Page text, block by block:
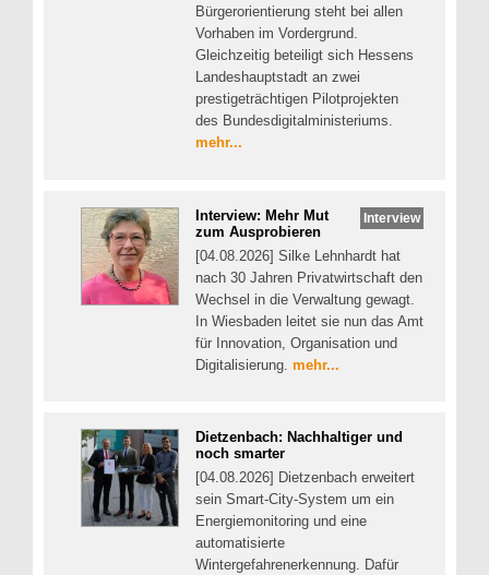
Bürgerorientierung steht bei allen
Vorhaben im Vordergrund.
Gleichzeitig beteiligt sich Hessens
Landeshauptstadt an zwei
prestigeträchtigen Pilotprojekten
des Bundesdigitalministeriums.
mehr...
Interview
Interview: Mehr Mut
zum Ausprobieren
[04.08.2026] Silke Lehnhardt hat
nach 30 Jahren Privatwirtschaft den
Wechsel in die Verwaltung gewagt.
In Wiesbaden leitet sie nun das Amt
für Innovation, Organisation und
Digitalisierung. mehr...
Dietzenbach: Nachhaltiger und
noch smarter
[04.08.2026] Dietzenbach erweitert
sein Smart-City-System um ein
Energiemonitoring und eine
automatisierte
Wintergefahrenerkennung. Dafür